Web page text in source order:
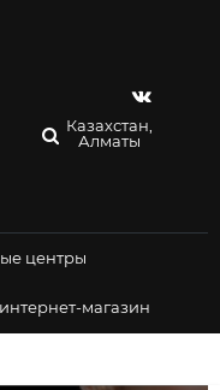
Казахстан,
Алматы
центры
магазин